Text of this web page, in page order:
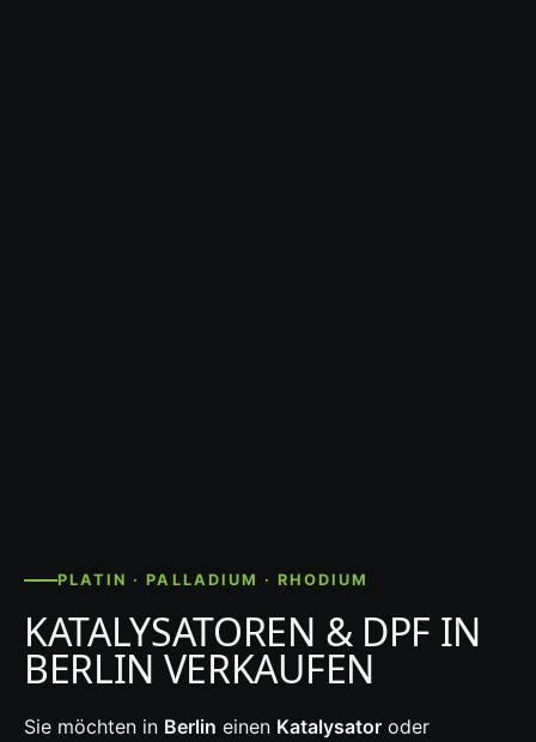
PLATIN · PALLADIUM · RHODIUM
KATALYSATOREN & DPF IN
BERLIN VERKAUFEN
Sie möchten in Berlin einen Katalysator oder